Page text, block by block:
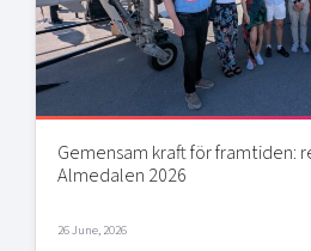
Gemensam kraft för framtiden:
Almedalen 2026
26 June, 2026